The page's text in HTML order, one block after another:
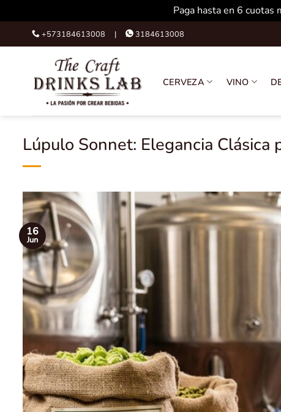
Paga hasta en 6
to
+573184613008 | 3184613008
CERVEZA VINO
Lúpulo Sonnet: Elegancia
16
Jun